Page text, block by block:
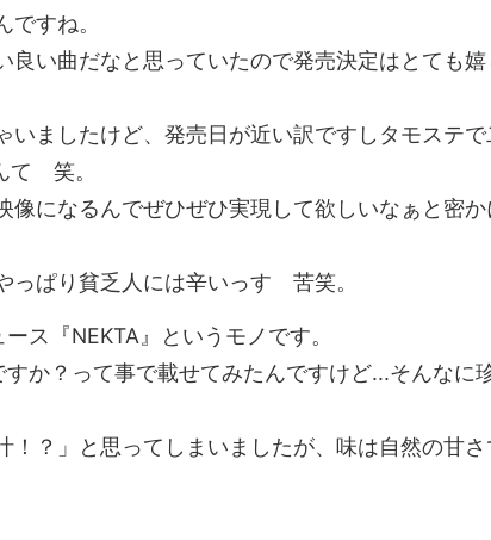
すね。
い曲だなと思っていたので発売決定はとても嬉
ましたけど、発売日が近い訳ですしタモステで
て 笑。
になるんでぜひぜひ実現して欲しいなぁと密か
ぱり貧乏人には辛いっす 苦笑。
ス『NEKTA』というモノです。
か？って事で載せてみたんですけど...そんなに
！？」と思ってしまいましたが、味は自然の甘さ